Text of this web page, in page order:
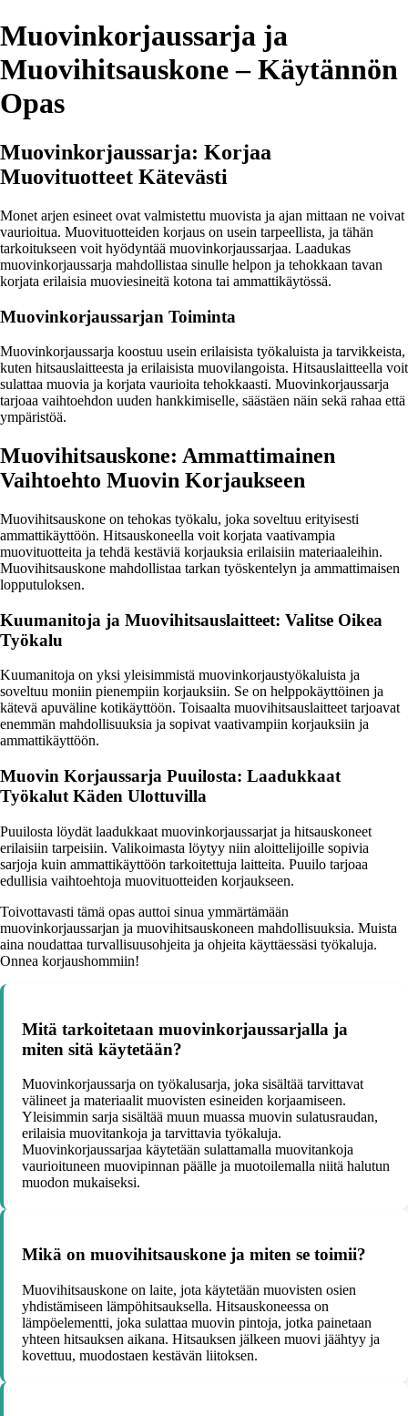
Muovinkorjaussarja ja
Muovihitsauskone – Käytännön
Opas
Muovinkorjaussarja: Korjaa
Muovituotteet Kätevästi
Monet arjen esineet ovat valmistettu muovista ja ajan mittaan ne voivat
vaurioitua. Muovituotteiden korjaus on usein tarpeellista, ja tähän
tarkoitukseen voit hyödyntää muovinkorjaussarjaa. Laadukas
muovinkorjaussarja mahdollistaa sinulle helpon ja tehokkaan tavan
korjata erilaisia muoviesineitä kotona tai ammattikäytössä.
Muovinkorjaussarjan Toiminta
Muovinkorjaussarja koostuu usein erilaisista työkaluista ja tarvikkeista,
kuten hitsauslaitteesta ja erilaisista muovilangoista. Hitsauslaitteella voit
sulattaa muovia ja korjata vaurioita tehokkaasti. Muovinkorjaussarja
tarjoaa vaihtoehdon uuden hankkimiselle, säästäen näin sekä rahaa että
ympäristöä.
Muovihitsauskone: Ammattimainen
Vaihtoehto Muovin Korjaukseen
Muovihitsauskone on tehokas työkalu, joka soveltuu erityisesti
ammattikäyttöön. Hitsauskoneella voit korjata vaativampia
muovituotteita ja tehdä kestäviä korjauksia erilaisiin materiaaleihin.
Muovihitsauskone mahdollistaa tarkan työskentelyn ja ammattimaisen
lopputuloksen.
Kuumanitoja ja Muovihitsauslaitteet: Valitse Oikea
Työkalu
Kuumanitoja on yksi yleisimmistä muovinkorjaustyökaluista ja
soveltuu moniin pienempiin korjauksiin. Se on helppokäyttöinen ja
kätevä apuväline kotikäyttöön. Toisaalta muovihitsauslaitteet tarjoavat
enemmän mahdollisuuksia ja sopivat vaativampiin korjauksiin ja
ammattikäyttöön.
Muovin Korjaussarja Puuilosta: Laadukkaat
Työkalut Käden Ulottuvilla
Puuilosta löydät laadukkaat muovinkorjaussarjat ja hitsauskoneet
erilaisiin tarpeisiin. Valikoimasta löytyy niin aloittelijoille sopivia
sarjoja kuin ammattikäyttöön tarkoitettuja laitteita. Puuilo tarjoaa
edullisia vaihtoehtoja muovituotteiden korjaukseen.
Toivottavasti tämä opas auttoi sinua ymmärtämään
muovinkorjaussarjan ja muovihitsauskoneen mahdollisuuksia. Muista
aina noudattaa turvallisuusohjeita ja ohjeita käyttäessäsi työkaluja.
Onnea korjaushommiin!
Mitä tarkoitetaan muovinkorjaussarjalla ja
miten sitä käytetään?
Muovinkorjaussarja on työkalusarja, joka sisältää tarvittavat
välineet ja materiaalit muovisten esineiden korjaamiseen.
Yleisimmin sarja sisältää muun muassa muovin sulatusraudan,
erilaisia muovitankoja ja tarvittavia työkaluja.
Muovinkorjaussarjaa käytetään sulattamalla muovitankoja
vaurioituneen muovipinnan päälle ja muotoilemalla niitä halutun
muodon mukaiseksi.
Mikä on muovihitsauskone ja miten se toimii?
Muovihitsauskone on laite, jota käytetään muovisten osien
yhdistämiseen lämpöhitsauksella. Hitsauskoneessa on
lämpöelementti, joka sulattaa muovin pintoja, jotka painetaan
yhteen hitsauksen aikana. Hitsauksen jälkeen muovi jäähtyy ja
kovettuu, muodostaen kestävän liitoksen.